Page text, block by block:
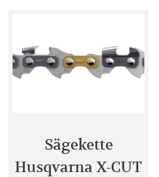
Sägekette
Husqvarna X-CUT